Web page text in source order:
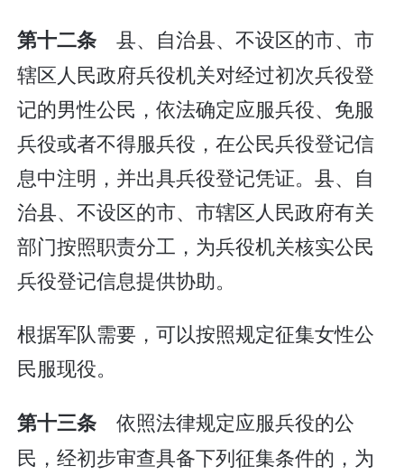
第十二条 县、自治县、不设区的市、市
辖区人民政府兵役机关对经过初次兵役登
记的男性公民，依法确定应服兵役、免服
兵役或者不得服兵役，在公民兵役登记信
息中注明，并出具兵役登记凭证。县、自
治县、不设区的市、市辖区人民政府有关
部门按照职责分工，为兵役机关核实公民
兵役登记信息提供协助。
根据军队需要，可以按照规定征集女性公
民服现役。
第十三条 依照法律规定应服兵役的公
民，经初步审查具备下列征集条件的，为